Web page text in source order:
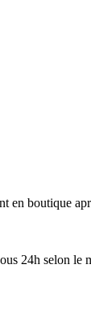
en boutique
24h selon le